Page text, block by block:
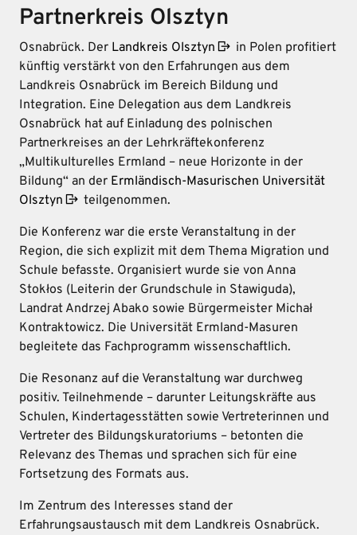
Partnerkreis Olsztyn
Osnabrück. Der Landkreis Olsztyn
in Polen profitiert
künftig verstärkt von den Erfahrungen aus dem
Landkreis Osnabrück im Bereich Bildung und
Integration. Eine Delegation aus dem Landkreis
Osnabrück hat auf Einladung des polnischen
Partnerkreises an der Lehrkräftekonferenz
„Multikulturelles Ermland – neue Horizonte in der
Bildung“ an der Ermländisch-Masurischen Universität
Olsztyn
teilgenommen.
Die Konferenz war die erste Veranstaltung in der
Region, die sich explizit mit dem Thema Migration und
Schule befasste. Organisiert wurde sie von Anna
Stokłos (Leiterin der Grundschule in Stawiguda),
Landrat Andrzej Abako sowie Bürgermeister Michał
Kontraktowicz. Die Universität Ermland-Masuren
begleitete das Fachprogramm wissenschaftlich.
Die Resonanz auf die Veranstaltung war durchweg
positiv. Teilnehmende – darunter Leitungskräfte aus
Schulen, Kindertagesstätten sowie Vertreterinnen und
Vertreter des Bildungskuratoriums – betonten die
Relevanz des Themas und sprachen sich für eine
Fortsetzung des Formats aus.
Im Zentrum des Interesses stand der
Erfahrungsaustausch mit dem Landkreis Osnabrück.